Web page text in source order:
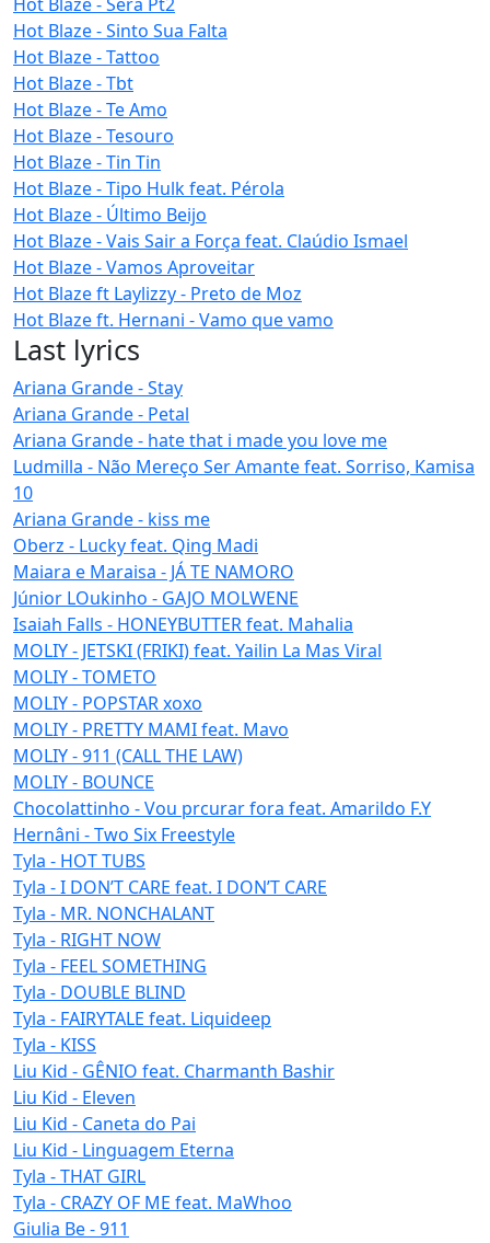
Hot Blaze - Sinto Sua Falta
Hot Blaze - Tattoo
Hot Blaze - Tbt
Hot Blaze - Te Amo
Hot Blaze - Tesouro
Hot Blaze - Tin Tin
Hot Blaze - Tipo Hulk feat. Pérola
Hot Blaze - Último Beijo
Hot Blaze - Vais Sair a Força feat. Claúdio Ismael
Hot Blaze - Vamos Aproveitar
Hot Blaze ft Laylizzy - Preto de Moz
Hot Blaze ft. Hernani - Vamo que vamo
Last lyrics
Ariana Grande - Stay
Ariana Grande - Petal
Ariana Grande - hate that i made you love me
Ludmilla - Não Mereço Ser Amante feat. Sorriso, Kamisa
10
Ariana Grande - kiss me
Oberz - Lucky feat. Qing Madi
Maiara e Maraisa - JÁ TE NAMORO
Júnior LOukinho - GAJO MOLWENE
Isaiah Falls - HONEYBUTTER feat. Mahalia
MOLIY - JETSKI (FRIKI) feat. Yailin La Mas Viral
MOLIY - TOMETO
MOLIY - POPSTAR xoxo
MOLIY - PRETTY MAMI feat. Mavo
MOLIY - 911 (CALL THE LAW)
MOLIY - BOUNCE
Chocolattinho - Vou prcurar fora feat. Amarildo F.Y
Hernâni - Two Six Freestyle
Tyla - HOT TUBS
Tyla - I DON’T CARE feat. I DON’T CARE
Tyla - MR. NONCHALANT
Tyla - RIGHT NOW
Tyla - FEEL SOMETHING
Tyla - DOUBLE BLIND
Tyla - FAIRYTALE feat. Liquideep
Tyla - KISS
Liu Kid - GÊNIO feat. Charmanth Bashir
Liu Kid - Eleven
Liu Kid - Caneta do Pai
Liu Kid - Linguagem Eterna
Tyla - THAT GIRL
Tyla - CRAZY OF ME feat. MaWhoo
Giulia Be - 911